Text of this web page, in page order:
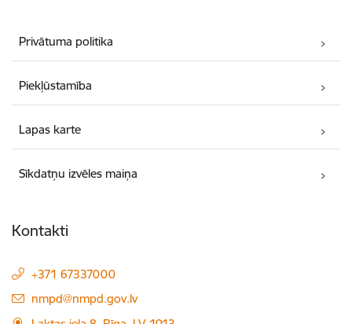
Privātuma politika
Piekļūstamība
Lapas karte
Sīkdatņu izvēles maiņa
Kontakti
+371 67337000
E-pasts:
nmpd@nmpd.gov.lv